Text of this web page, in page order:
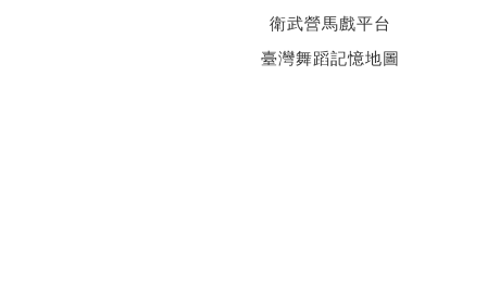
衛武營馬戲平台
臺灣舞蹈記憶地圖